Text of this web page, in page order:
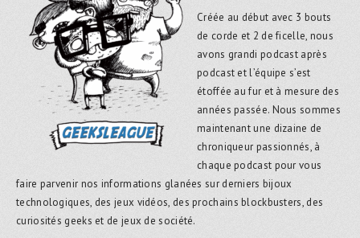
Créée au début avec 3 bouts
de corde et 2 de ficelle, nous
avons grandi podcast après
podcast et l’équipe s’est
étoffée au fur et à mesure des
années passée. Nous sommes
maintenant une dizaine de
chroniqueur passionnés, à
chaque podcast pour vous
faire parvenir nos informations glanées sur derniers bijoux
technologiques, des jeux vidéos, des prochains blockbusters, des
curiosités geeks et de jeux de société.